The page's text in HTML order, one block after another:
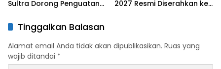
Sultra Dorong Penguatan
Dunia Kerja
2027 Resmi Diserahkan ke
Tinggalkan Balasan
Alamat email Anda tidak akan dipublikasikan. Ruas yang
wajib ditandai *